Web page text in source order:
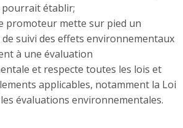
établir;
promoteur mette sur pied un
suivi des effets environnementaux
à une évaluation
et respecte toutes les lois et
applicables, notamment la Loi
évaluations environnementales.